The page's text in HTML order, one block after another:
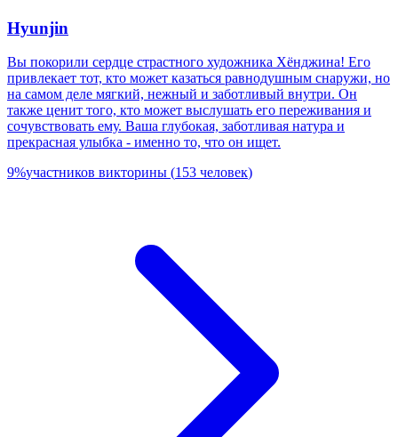
Hyunjin
Вы покорили сердце страстного художника Хёнджина! Его
привлекает тот, кто может казаться равнодушным снаружи, но
на самом деле мягкий, нежный и заботливый внутри. Он
также ценит того, кто может выслушать его переживания и
сочувствовать ему. Ваша глубокая, заботливая натура и
прекрасная улыбка - именно то, что он ищет.
9%участников викторины (153 человек)